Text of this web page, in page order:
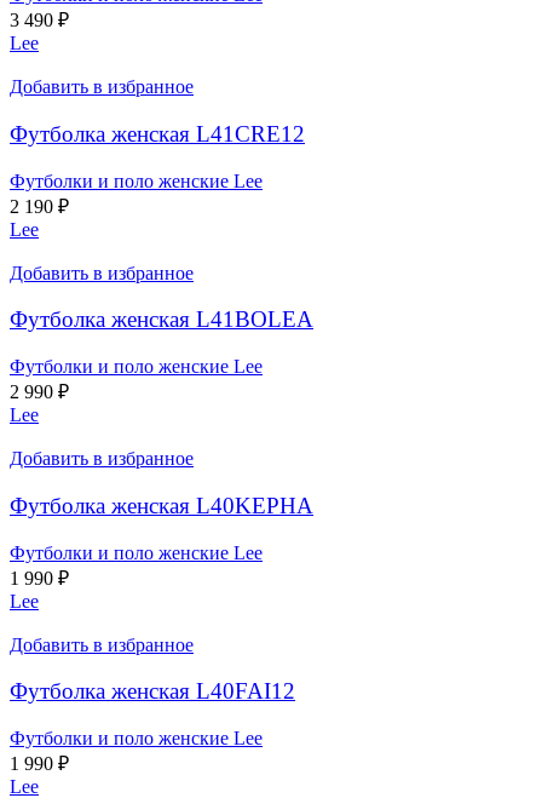
3 490 ₽
Lee
Добавить в избранное
Футболка женская L41CRE12
Футболки и поло женские Lee
2 190 ₽
Lee
Добавить в избранное
Футболка женская L41BOLEA
Футболки и поло женские Lee
2 990 ₽
Lee
Добавить в избранное
Футболка женская L40KEPHA
Футболки и поло женские Lee
1 990 ₽
Lee
Добавить в избранное
Футболка женская L40FAI12
Футболки и поло женские Lee
1 990 ₽
Lee